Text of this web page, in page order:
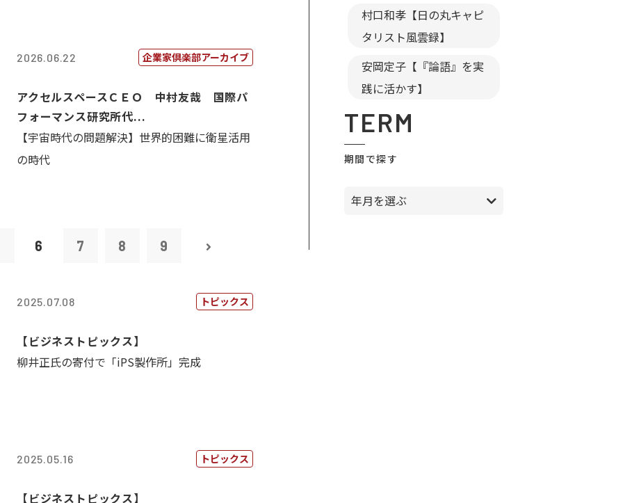
2026.06.22 企業家倶楽部アーカイブ
アクセルスペースＣＥＯ 中村友哉 国際パ
フォーマンス研究所代...
【宇宙時代の問題解決】世界的困難に衛星活用
の時代
6 7 8 9
2025.07.08 トピックス
【ビジネストピックス】
柳井正氏の寄付で「iPS製作所」完成
2025.05.16 トピックス
【ビジネストピックス】
村口和孝【日の丸キャピ
タリスト風雲録】
安岡定子【『論語』を実
践に活かす】
TERM
期間で探す
年月を選ぶ